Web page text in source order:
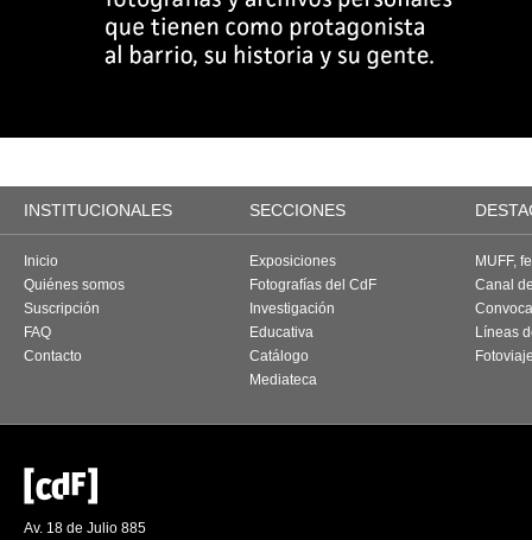
INSTITUCIONALES SECCIONES
Inicio
Quiénes somos
Suscripción
FAQ
Contacto
Exposiciones
Fotografías del CdF
Investigación
Educativa
Catálogo
Mediateca
MUFF,
Canal
Líneas
Av. 18 de Julio 885